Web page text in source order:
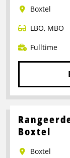
Boxtel
LBO, MBO
Fulltime
Lees
over
Portaalwagen
Boxtel
Boxtel